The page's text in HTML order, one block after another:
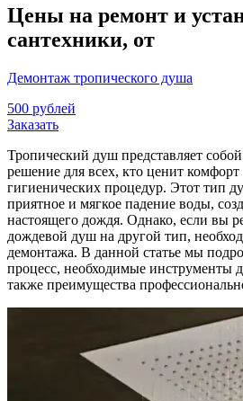
Цены на ремонт и
сантехники, от
Демонтаж тропического душа
500 рублей
Заказать
Тропический душ представляет
решение для всех, кто ценит
гигиенических процедур. Этот тип
приятное и мягкое падение воды,
настоящего дождя. Однако, если вы
дождевой душ на другой тип,
демонтажа. В данной статье мы
процесс, необходимые инструменты
также преимущества